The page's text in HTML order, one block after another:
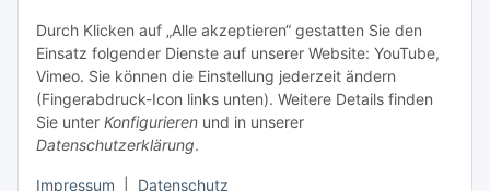
PROMADENT UG
Im Nordfeld 13
29336 Nienhagen
info@promadent.de
Durch Klicken auf „Alle akzeptieren“ gestatten Sie den
Einsatz folgender Dienste auf unserer Website: YouTube,
Vimeo. Sie können die Einstellung jederzeit ändern
(Fingerabdruck-Icon links unten). Weitere Details finden
Sie unter Konfigurieren und in unserer
Datenschutzerklärung.
Impressum Datenschutz